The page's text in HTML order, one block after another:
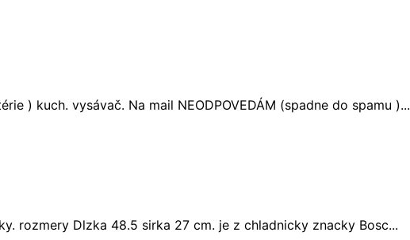
) kuch. vysávač. Na mail NEODPOVEDÁM (spadne do spamu )...
rozmery Dlzka 48.5 sirka 27 cm. je z chladnicky znacky Bosc...